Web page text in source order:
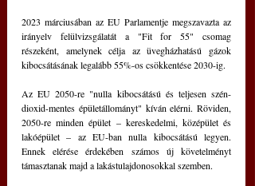
2023 márciusában az EU Parlamentje megszavazta az
irányelv felülvizsgálatát a "Fit for 55" csomag
részeként, amelynek célja az üvegházhatású gázok
kibocsátásának legalább 55%-os csökkentése 2030-ig.
Az EU 2050-re "nulla kibocsátású és teljesen szén-
dioxid-mentes épületállományt" kíván elérni. Röviden,
2050-re minden épület – kereskedelmi, középület és
lakóépület – az EU-ban nulla kibocsátású legyen.
Ennek elérése érdekében számos új követelményt
támasztanak majd a lakástulajdonosokkal szemben.